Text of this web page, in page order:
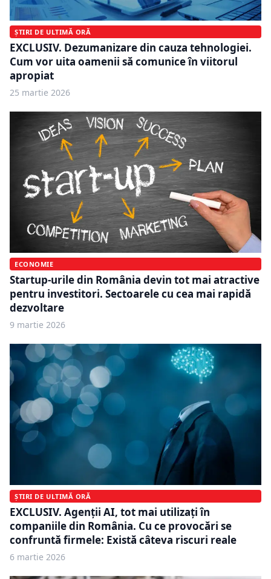
ȘTIRI DE ULTIMĂ ORĂ
EXCLUSIV. Dezumanizare din cauza tehnologiei.
Cum vor uita oamenii să comunice în viitorul
apropiat
25 martie 2026
ECONOMIE
Startup-urile din România devin tot mai atractive
pentru investitori. Sectoarele cu cea mai rapidă
dezvoltare
9 martie 2026
ȘTIRI DE ULTIMĂ ORĂ
EXCLUSIV. Agenții AI, tot mai utilizați în
companiile din România. Cu ce provocări se
confruntă firmele: Există câteva riscuri reale
6 martie 2026